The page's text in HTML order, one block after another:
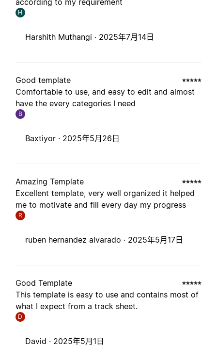
according to my requirement
H
Harshith Muthangi · 2025年7月14日
Good template
Comfortable to use, and easy to edit and almost
have the every categories I need
B
Baxtiyor · 2025年5月26日
Amazing Template
Excellent template, very well organized it helped
me to motivate and fill every day my progress
R
ruben hernandez alvarado · 2025年5月17日
Good Template
This template is easy to use and contains most of
what I expect from a track sheet.
D
David · 2025年5月1日